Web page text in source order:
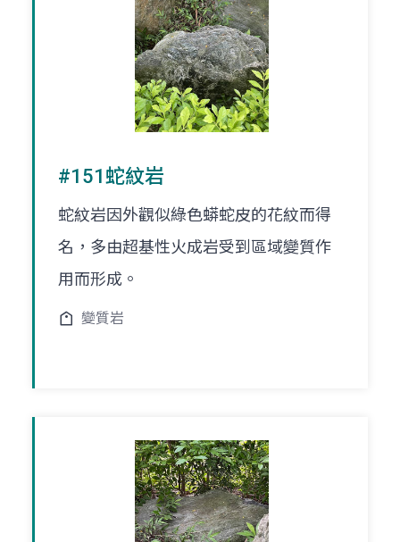
#151蛇紋岩
蛇紋岩因外觀似綠色蟒蛇皮的花紋而得
名，多由超基性火成岩受到區域變質作
用而形成。
變質岩